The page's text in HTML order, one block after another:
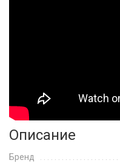
Описание
Бренд